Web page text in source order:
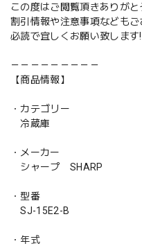
この度はご閲覧頂きありがと
割引情報や注意事項なども
必読で宜しくお願い致します
－－－－－－－－－
【商品情報】
・カテゴリー
冷蔵庫
・メーカー
シャープ SHARP
・型番
SJ-15E2-B
・年式